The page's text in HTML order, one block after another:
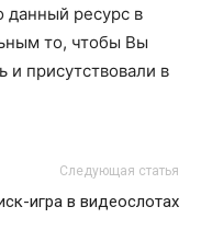
данный ресурс в
то, чтобы Вы
и присутствовали в
Следующая статья
игра в видеослотах